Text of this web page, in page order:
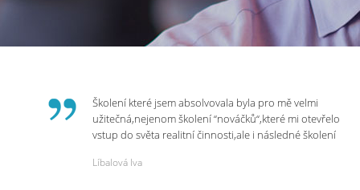
Školení které jsem absolvovala byla pro mě velmi
užitečná,nejenom školení “nováčků“,které mi otevřelo
vstup do světa realitní činnosti,ale i následné školení
p.Vendulce která s nesmírnou lidskostí,přesto
Líbalová Iva